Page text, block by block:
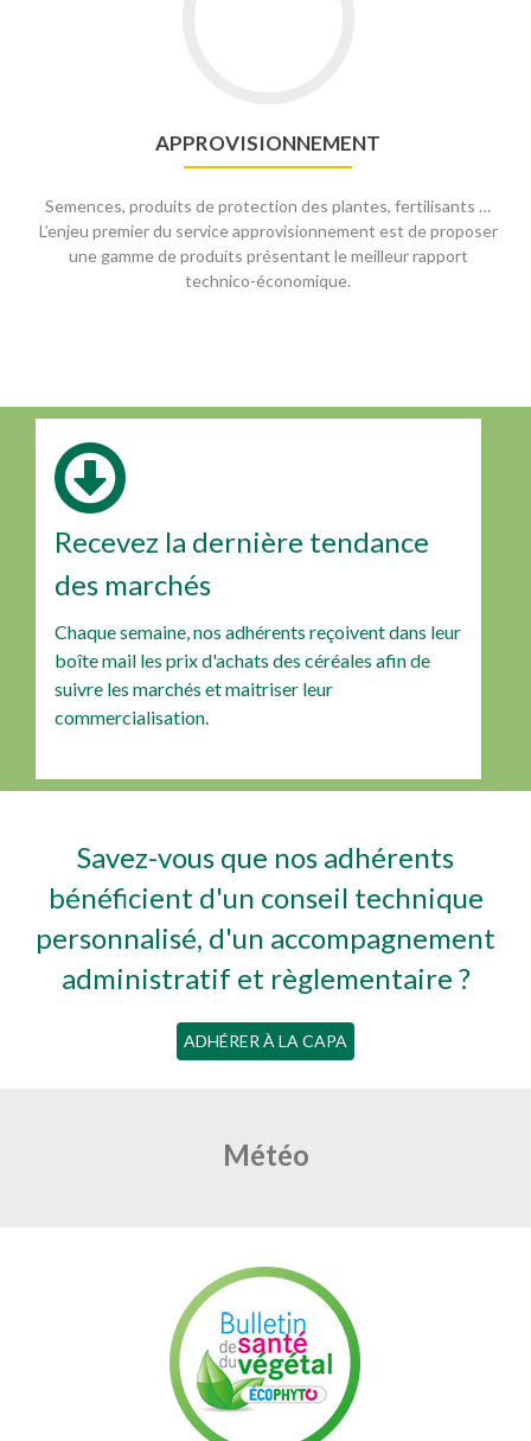
APPROVISIONNEMENT
Semences, produits de protection des plantes, fertilisants …
L’enjeu premier du service approvisionnement est de proposer
une gamme de produits présentant le meilleur rapport
technico-économique.
Recevez la dernière tendance
des marchés
Chaque semaine, nos adhérents reçoivent dans leur
boîte mail les prix d'achats des céréales afin de
suivre les marchés et maitriser leur
commercialisation.
Savez-vous que nos adhérents
bénéficient d'un conseil technique
personnalisé, d'un accompagnement
administratif et règlementaire ?
ADHÉRER À LA CAPA
Météo